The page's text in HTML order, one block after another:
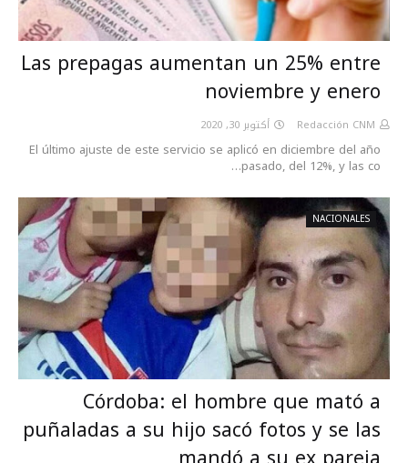
Las prepagas aumentan un 25% entre
noviembre y enero
Redacción CNM أكتوبر 30, 2020
El último ajuste de este servicio se aplicó en diciembre del año
pasado, del 12%, y las co…
NACIONALES
Córdoba: el hombre que mató a
puñaladas a su hijo sacó fotos y se las